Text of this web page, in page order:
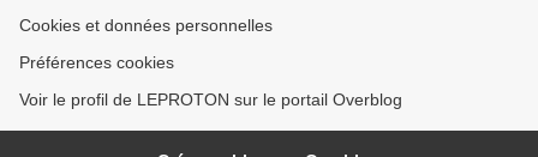
Cookies et données personnelles
Préférences cookies
Voir le profil de LEPROTON sur le portail Overblog